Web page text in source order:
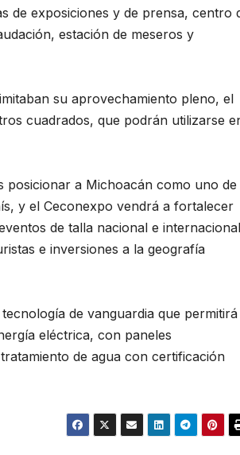
de exposiciones y de prensa, centro
estación de meseros y
su aprovechamiento pleno, el
cuadrados, que podrán utilizarse
posicionar a Michoacán como uno de
y el Ceconexpo vendrá a fortalecer
de talla nacional e
e inversiones a la geografía
de vanguardia que permitirá
eléctrica, con paneles
de agua con certificación